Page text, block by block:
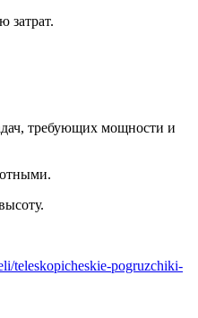
затрат.
требующих мощности и
teleskopicheskie-pogruzchiki-